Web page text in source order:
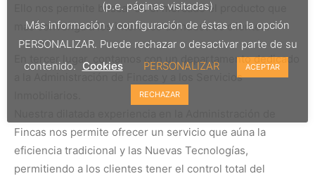
Ello nos permite buscar en el mercado el producto que
más convenga a los intereses de nuestros clientes.
En tercer lugar, contamos con un departamento dedicado
a la Administración de Fincas y a los Servicios
Fincas nos permite ofrecer un servicio que aúna la
eficiencia tradicional y las Nuevas Tecnologías,
permitiendo a los clientes tener el control total del
(p.e. páginas visitadas)
Más información y configuración de éstas en la opción
PERSONALIZAR. Puede rechazar o desactivar parte de su
contenido. Cookies PERSONALIZAR ACEPTAR
RECHAZAR